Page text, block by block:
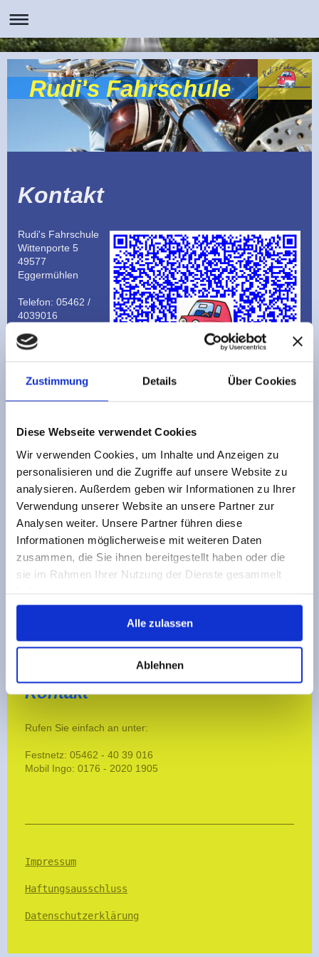
Zustimmung Details Über Cookies
Diese Webseite verwendet Cookies
Wir verwenden Cookies, um Inhalte und Anzeigen zu
personalisieren und die Zugriffe auf unsere Website zu
analysieren. Außerdem geben wir Informationen zu Ihrer
Verwendung unserer Website an unsere Partner zur
Analysen weiter. Unsere Partner führen diese
Informationen möglicherweise mit weiteren Daten
zusammen, die Sie ihnen bereitgestellt haben oder die
sie im Rahmen Ihrer Nutzung der Dienste gesammelt
Alle zulassen
Ablehnen
Rudi's Fahrschule
Kontakt
Mit dem Handy scannen und als Kontakt speichern
Rudi's Fahrschule
Wittenporte 5
49577
Eggermühlen
Telefon: 05462 /
4039016
4039016
E-Mail:
Mitglied im
Fahrlehrerverband Niedersachsen e.V.
Hier finden Sie unsere Filialen
Rudi's Fahrschulen in:
Kettenkamp
Hauptstraße 11
Kontakt
Rufen Sie einfach an unter:
Festnetz: 05462 - 40 39 016
Mobil Ingo: 0176 - 2020 1905
Impressum
Haftungsausschluss
Datenschutzerklärung